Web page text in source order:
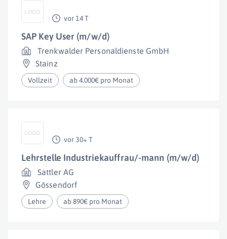
vor 14 T
SAP Key User (m/w/d)
Trenkwalder Personaldienste GmbH
Stainz
Vollzeit ab 4.000€ pro Monat
vor 30+ T
Lehrstelle Industriekauffrau/-mann (m/w/d)
Sattler AG
Gössendorf
Lehre ab 890€ pro Monat